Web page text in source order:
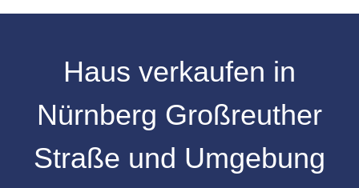
Haus verkaufen in
Nürnberg Großreuther
Straße und Umgebung